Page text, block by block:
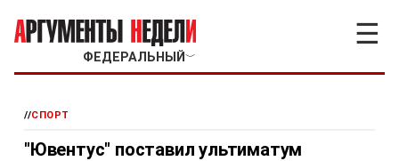
ФЕДЕРАЛЬНЫЙ ﹀
☰
//СПОРТ
"Ювентус" поставил ультиматум